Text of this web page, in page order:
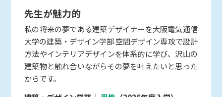
先生が魅力的
私の将来の夢である建築デザイナーを大阪電気通信
大学の建築・デザイン学部 空間デザイン専攻で設計
方法やインテリアデザインを体系的に学び、沢山の
建築物と触れ合いながらその夢を叶えたいと思った
からです。